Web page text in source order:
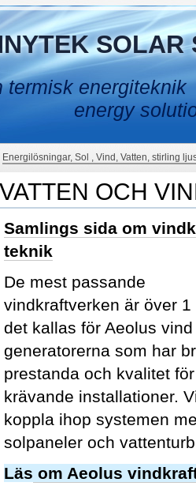
SOLAR
termisk
energy
Energilösningar, Sol , Vind, Vatten, stirling
VATTEN OCH
Samlings sida om
teknik
De mest passande
vindkraftverken är över 1
det kallas för Aeolus vind
generatorerna som har
prestanda och kvalitet för
krävande installationer.
koppla ihop systemen
solpaneler och
Läs om Aeolus